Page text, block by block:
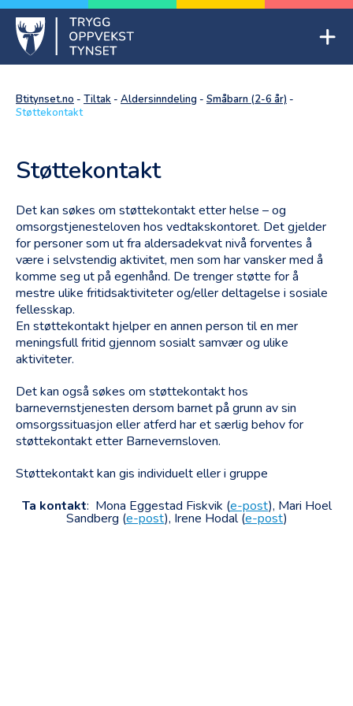
Skip
content
Trygg oppvekst Tynset
Btitynset.no - Tiltak - Aldersinndeling - Småbarn (2-6 år) -
Støttekontakt
Støttekontakt
Det kan søkes om støttekontakt etter helse – og
omsorgstjenesteloven hos vedtakskontoret. Det gjelder
for personer som ut fra aldersadekvat nivå forventes å
være i selvstendig aktivitet, men som har vansker med å
komme seg ut på egenhånd. De trenger støtte for å
mestre ulike fritidsaktiviteter og/eller deltagelse i sosiale
fellesskap.
En støttekontakt hjelper en annen person til en mer
meningsfull fritid gjennom sosialt samvær og ulike
aktiviteter.
Det kan også søkes om støttekontakt hos
barnevernstjenesten dersom barnet på grunn av sin
omsorgssituasjon eller atferd har et særlig behov for
støttekontakt etter Barnevernsloven.
Støttekontakt kan gis individuelt eller i gruppe
Ta kontakt: Mona Eggestad Fiskvik (e-post), Mari Hoel
Sandberg (e-post), Irene Hodal (e-post)